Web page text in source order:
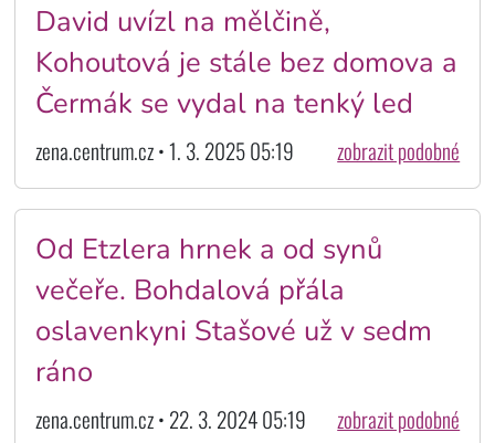
David uvízl na mělčině,
Kohoutová je stále bez domova a
Čermák se vydal na tenký led
zena.centrum.cz • 1. 3. 2025 05:19 zobrazit podobné
Od Etzlera hrnek a od synů
večeře. Bohdalová přála
oslavenkyni Stašové už v sedm
ráno
zena.centrum.cz • 22. 3. 2024 05:19 zobrazit podobné